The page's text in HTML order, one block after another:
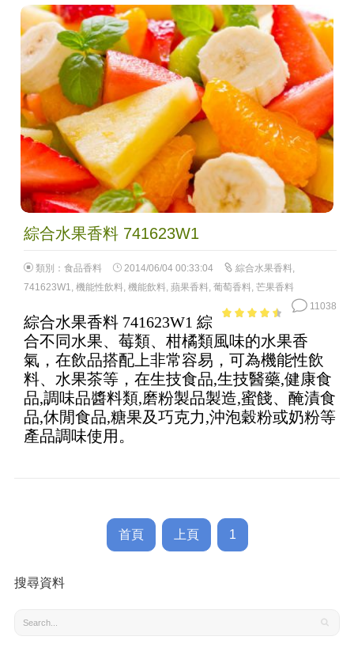
綜合水果香料 741623W1
類別： 食品香料 2014/06/04 00:33:04 綜合水果香料,
741623W1, 機能性飲料, 機能飲料, 蘋果香料, 葡萄香料, 芒果香料
11038
of 5
綜合水果香料 741623W1 綜
合不同水果、莓類、柑橘類風味的水果香
氣，在飲品搭配上非常容易，可為機能性飲
料、水果茶等，在生技食品,生技醫藥,健康食
品,調味品醬料類,磨粉製品製造,蜜餞、醃漬食
品,休閒食品,糖果及巧克力,沖泡穀粉或奶粉等
產品調味使用。
首頁 上頁 1
搜尋資料